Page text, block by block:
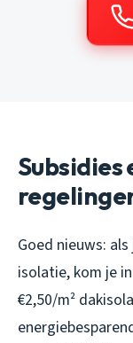
Goed nieuws:
isolatie, kom je
€2,50/m²